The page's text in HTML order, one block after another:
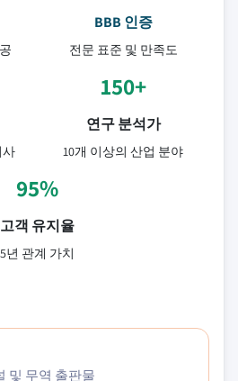
BBB 인증
전문 표준 및 만족도
사
150+
연구 분석가
10개 이상의 산업 분야
95%
고객 유지율
5년 관계 가치
및 무역 출판물